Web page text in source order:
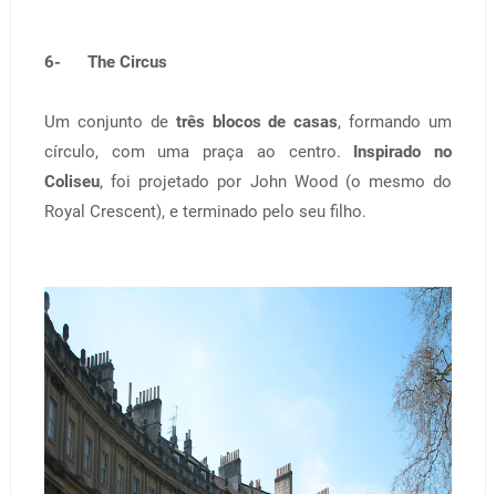
6- The Circus
Um conjunto de três blocos de casas, formando um
círculo, com uma praça ao centro. Inspirado no
Coliseu, foi projetado por John Wood (o mesmo do
Royal Crescent), e terminado pelo seu filho.